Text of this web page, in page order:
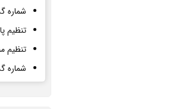
شماره
تنظیم
تنظیم
شماره